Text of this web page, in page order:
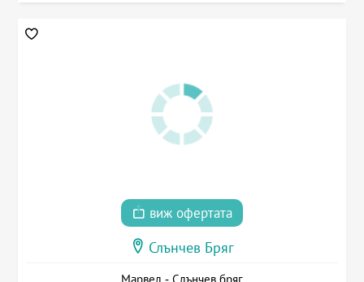
виж офертата
Слънчев Бряг